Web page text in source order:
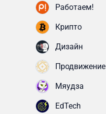
Работаем!
Крипто
Дизайн
Продвижение
Мяудза
EdTech